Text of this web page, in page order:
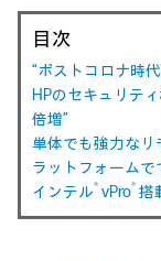
目次
“ポストコロナ時
HPのセキュリテ
倍増”
単体でも強力な
ラットフォームで
インテル® vPro® 搭